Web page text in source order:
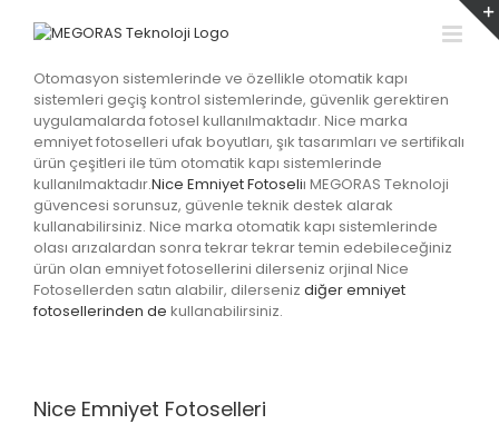
Otomasyon sistemlerinde ve özellikle otomatik kapı
sistemleri geçiş kontrol sistemlerinde, güvenlik gerektiren
uygulamalarda fotosel kullanılmaktadır. Nice marka
emniyet fotoselleri ufak boyutları, şık tasarımları ve sertifikalı
ürün çeşitleri ile tüm otomatik kapı sistemlerinde
kullanılmaktadır.Nice Emniyet Fotoseliı MEGORAS Teknoloji
güvencesi sorunsuz, güvenle teknik destek alarak
kullanabilirsiniz. Nice marka otomatik kapı sistemlerinde
olası arızalardan sonra tekrar tekrar temin edebileceğiniz
ürün olan emniyet fotosellerini dilerseniz orjinal Nice
Fotosellerden satın alabilir, dilerseniz diğer emniyet
fotosellerinden de kullanabilirsiniz.
Nice Emniyet Fotoselleri